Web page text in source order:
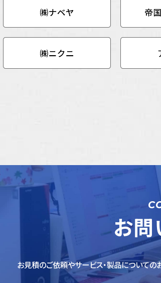
お
お見積のご依頼やサービス・製品についての